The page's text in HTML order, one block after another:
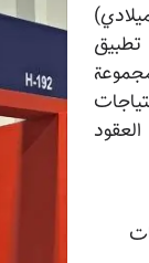
تكنولوجيا حديثة في عام 1431 قمري (2010 ميلادي)